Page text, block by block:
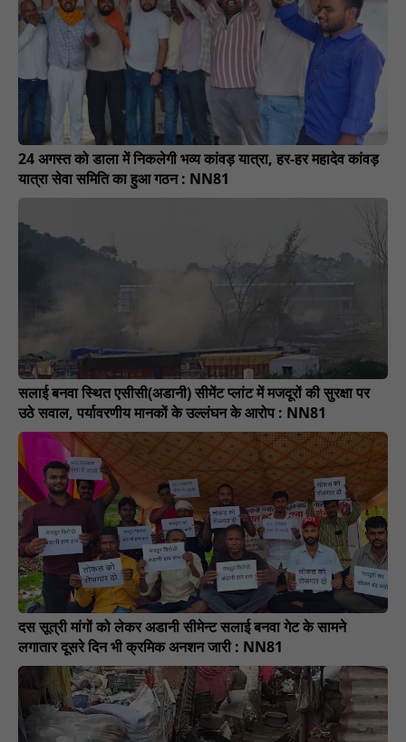
24 अगस्त को डाला में निकलेगी भव्य कांवड़ यात्रा, हर-हर महादेव कांवड़
यात्रा सेवा समिति का हुआ गठन : NN81
सलाई बनवा स्थित एसीसी(अडानी) सीमेंट प्लांट में मजदूरों की सुरक्षा पर
उठे सवाल, पर्यावरणीय मानकों के उल्लंघन के आरोप : NN81
दस सूत्री मांगों को लेकर अडानी सीमेन्ट सलाई बनवा गेट के सामने
लगातार दूसरे दिन भी क्रमिक अनशन जारी : NN81